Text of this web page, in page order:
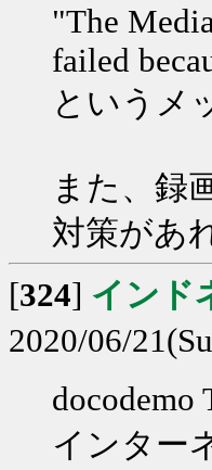
"The
failed
というメ
また、録
対策があ
[324] インド
2020/06/
インター